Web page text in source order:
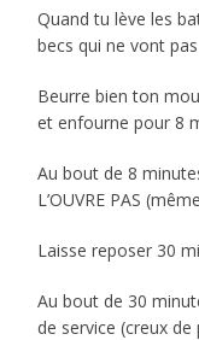
Quand tu lève les
becs qui ne vont
Beurre bien ton
et enfourne pour 8
Au bout de 8
L’OUVRE PAS
Laisse reposer 30
Au bout de 30
de service (creux de